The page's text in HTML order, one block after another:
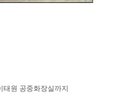
원 공중화장실까지